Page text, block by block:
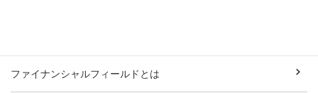
ファイナンシャルフィールドとは